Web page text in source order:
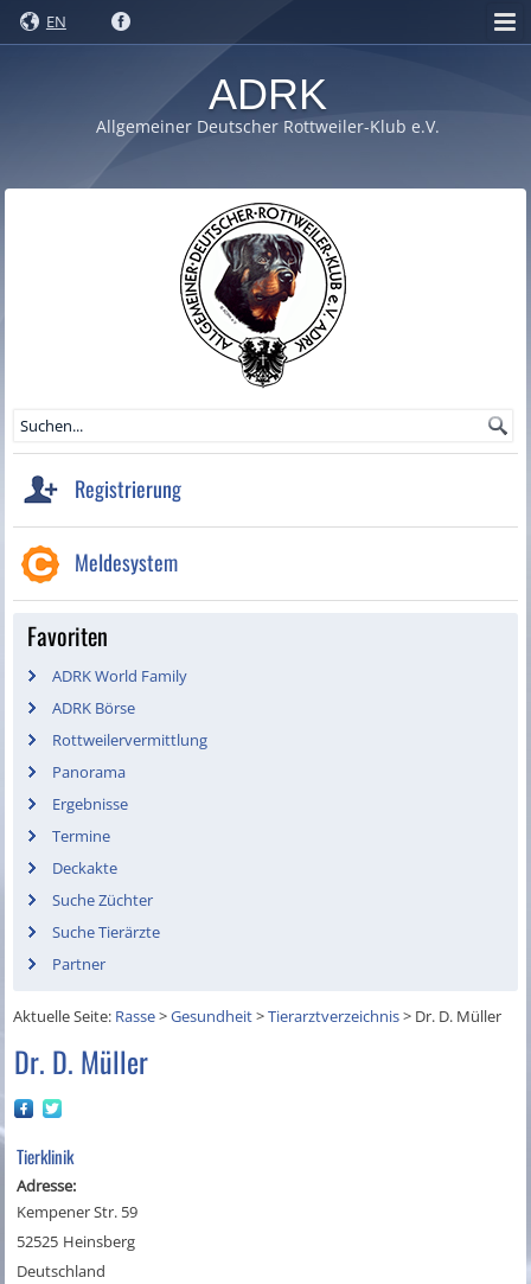
EN
ADRK
Allgemeiner Deutscher Rottweiler-Klub e.V.
Registrierung
Meldesystem
Favoriten
ADRK World Family
ADRK Börse
Rottweilervermittlung
Panorama
Ergebnisse
Termine
Deckakte
Suche Züchter
Suche Tierärzte
Partner
Aktuelle Seite: Rasse>Gesundheit>Tierarztverzeichnis> Dr. D. Müller
Dr. D. Müller
Tierklinik
Adresse:
Kempener Str. 59
52525 Heinsberg
Deutschland